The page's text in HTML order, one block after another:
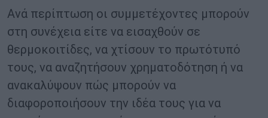
Ανά περίπτωση οι συμμετέχοντες μπορούν
στη συνέχεια είτε να εισαχθούν σε
θερμοκοιτίδες, να χτίσουν το πρωτότυπό
τους, να αναζητήσουν χρηματοδότηση ή να
ανακαλύψουν πώς μπορούν να
διαφοροποιήσουν την ιδέα τους για να